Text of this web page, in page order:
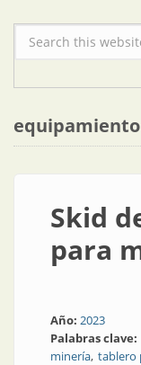
Formulario de
Skid
para
Año: 2023
Palabras clave:
minería tablero